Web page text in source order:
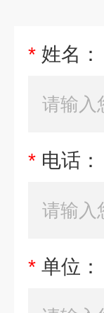
* 姓名：
* 电话：
* 单位：